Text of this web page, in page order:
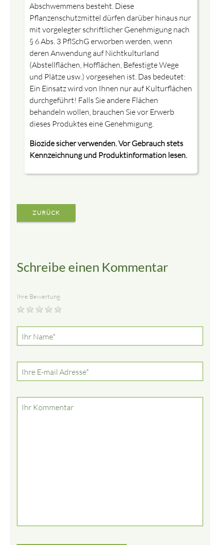
Abschwemmens besteht. Diese
Pflanzenschutzmittel dürfen darüber hinaus nur
mit vorgelegter schriftlicher Genehmigung nach
§ 6 Abs. 3 PflSchG erworben werden, wenn
deren Anwendung auf Nichtkulturland
(Abstellflächen, Hofflächen, Befestigte Wege
und Plätze usw.) vorgesehen ist. Das bedeutet:
Ein Einsatz wird von Ihnen nur auf Kulturflächen
durchgeführt! Falls Sie andere Flächen
behandeln wollen, brauchen Sie vor Erwerb
dieses Produktes eine Genehmigung.
Biozide sicher verwenden. Vor Gebrauch stets
Kennzeichnung und Produktinformation lesen.
ZURÜCK
Schreibe einen Kommentar
Ihre Bewertung
Pflichtfeld
Ihr Name*
Pflichtfeld
Ihre E-mail Adresse*
Ihr Kommentar